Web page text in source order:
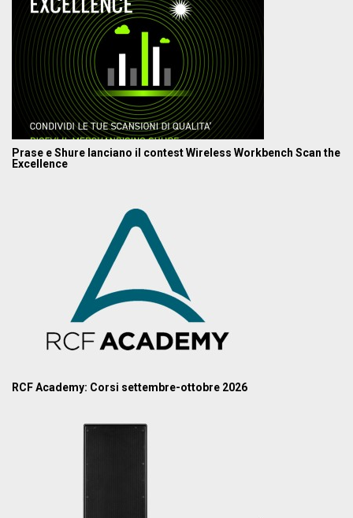
Prase e Shure lanciano il contest Wireless Workbench Scan the
Excellence
RCF Academy: Corsi settembre-ottobre 2026